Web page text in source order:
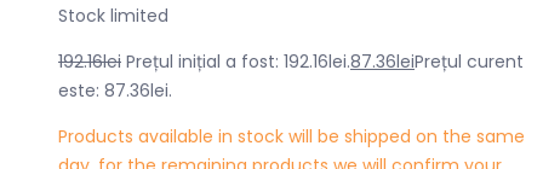
Stock limited
192.16lei Prețul inițial a fost: 192.16lei.87.36leiPrețul curent
este: 87.36lei.
Products available in stock will be shipped on the same